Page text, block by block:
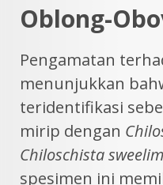
Oblong-
Pengamatan
menunjukkan
teridentifikasi
mirip dengan
Chiloschista
spesimen ini